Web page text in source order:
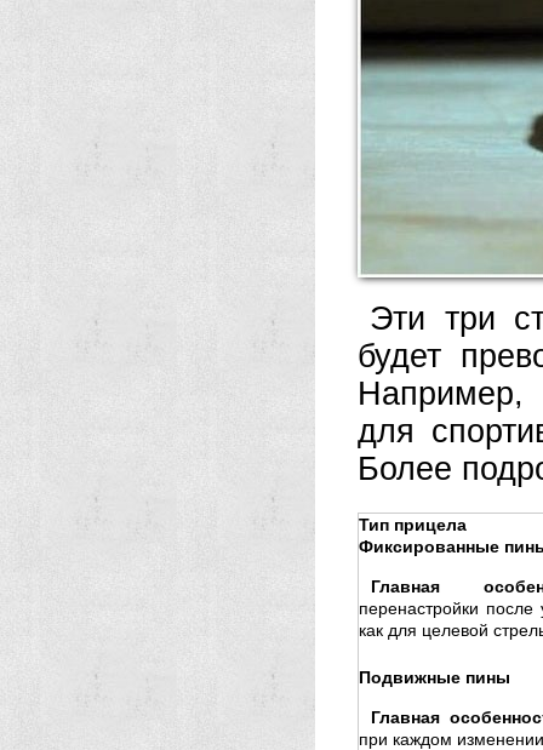
Эти три
будет
Например,
для
Более
Тип прицела
Фиксированные
Главная
перенастройки
как для целевой
Подвижные пины
Главная
при каждом